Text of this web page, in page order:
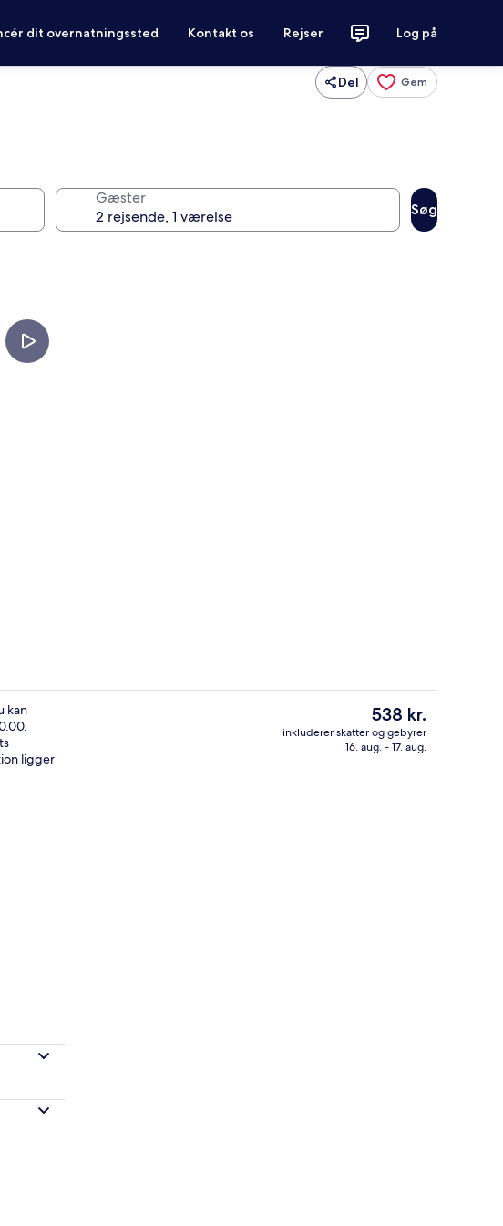
dit overnatningssted Kontakt os Rejser Log på
Del Gem
Gæster
Søg
Udendørsområde Udendørsområde
kan
ligger
Den
nuværende
pris
538 kr.
inkluderer skatter og gebyrer
16. aug. - 17. aug.